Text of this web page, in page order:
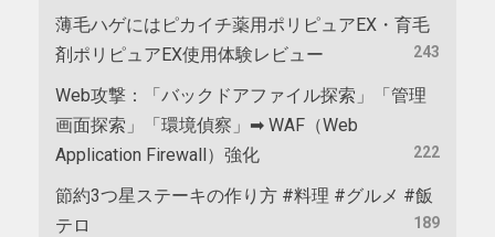
薄毛ハゲにはピカイチ薬用ポリピュアEX・育毛
剤ポリピュアEX使用体験レビュー
243
Web攻撃：「バックドアファイル探索」「管理
画面探索」「環境偵察」➡ WAF（Web
Application Firewall）強化
222
節約3つ星ステーキの作り方 #料理 #グルメ #飯
テロ
189